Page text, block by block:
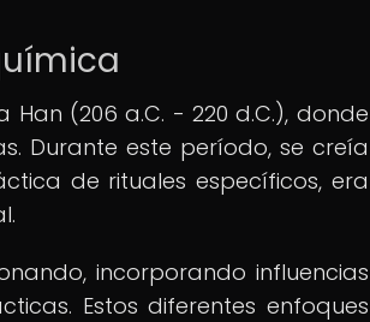
(206 a.C. - 220 d.C.), donde
Durante este período, se creía
de rituales específicos, era
incorporando influencias
Estos diferentes enfoques